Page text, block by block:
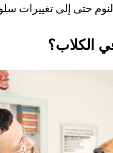
حتى إلى تغييرات
الكلاب؟